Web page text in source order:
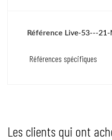
Référence Live-53---21-
Références spécifiques
Les clients qui ont